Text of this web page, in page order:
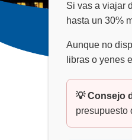
Si vas a viajar
hasta un 30%
Aunque no
libras o yenes
💡 Consejo
presupuesto